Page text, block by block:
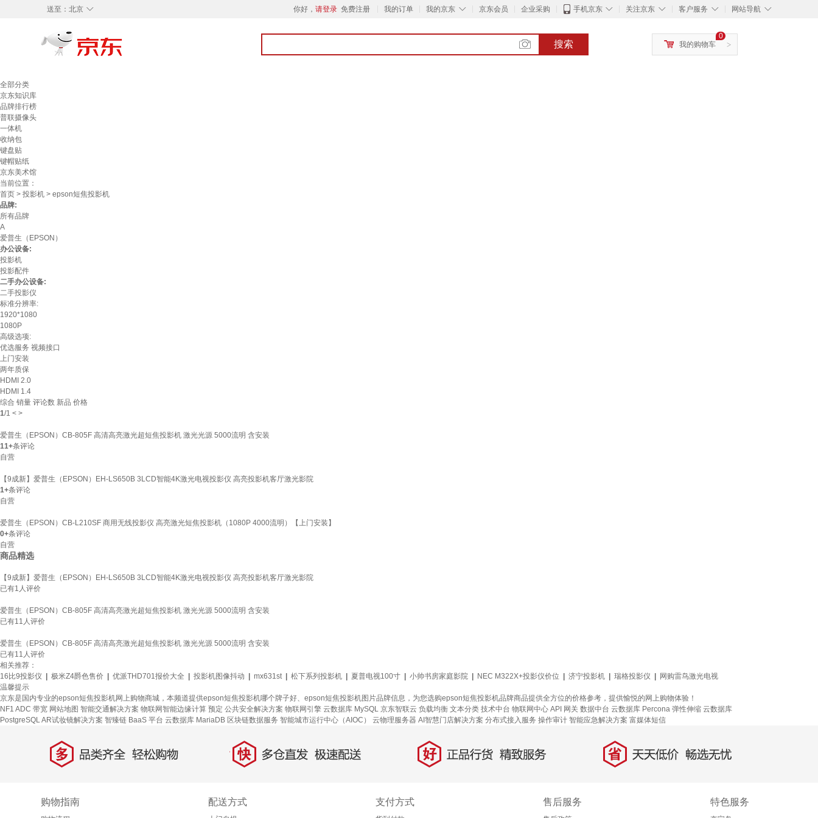
◇
送至： 北京 你好， 请登录 免费注册 我的订单 ◇
我的京东 京东会员 企业采购 ◇
手机京东 ◇
关注京东 ◇
客户服务 ◇
网站导航
搜索 >
0
我的购物车
全部分类
京东知识库
品牌排行榜
普联摄像头
一体机
收纳包
键盘贴
键帽贴纸
京东美术馆
当前位置：
首页 > 投影机 > epson短焦投影机
品牌:
所有品牌
A
爱普生（EPSON）
办公设备:
投影机
投影配件
二手办公设备:
二手投影仪
标准分辨率:
1920*1080
1080P
高级选项:
优选服务 视频接口
上门安装
两年质保
HDMI 2.0
HDMI 1.4
综合 销量 评论数 新品 价格
1/1 < >
爱普生（EPSON）CB-805F 高清高亮激光超短焦投影机 激光光源 5000流明 含安装
11+条评论
自营
【9成新】爱普生（EPSON）EH-LS650B 3LCD智能4K激光电视投影仪 高亮投影机客厅激光影院
1+条评论
自营
爱普生（EPSON）CB-L210SF 商用无线投影仪 高亮激光短焦投影机（1080P 4000流明）【上门安装】
0+条评论
自营
商品精选
【9成新】爱普生（EPSON）EH-LS650B 3LCD智能4K激光电视投影仪 高亮投影机客厅激光影院
已有1 人评价
爱普生（EPSON）CB-805F 高清高亮激光超短焦投影机 激光光源 5000流明 含安装
已有11 人评价
爱普生（EPSON）CB-805F 高清高亮激光超短焦投影机 激光光源 5000流明 含安装
已有11 人评价
相关推荐：
16比9投影仪
极米Z4爵色售价 优派THD701报价大全 投影机图像抖动 mx631st 松下系列投影机 夏普电视100寸 小帅书房家庭影院 NEC M322X+投影仪价位 济宁投影机 瑞格投影仪
网购雷鸟激光电视
温馨提示
京东是国内专业的epson短焦投影机网上购物商城，本频道提供epson短焦投影机哪个牌子好、epson短焦投影机图片品牌信息，为您选购epson短焦投影机品牌商品提供全方位的价格参考，提供愉悦的网上购物体验！
NF1 ADC 带宽 网站地图 智能交通解决方案 物联网智能边缘计算 预定 公共安全解决方案 物联网引擎 云数据库 MySQL 京东智联云 负载均衡 文本分类 技术中台 物联网中心 API 网关 数据中台 云数据库 Percona 弹性伸缩 云数据库
PostgreSQLAR试妆镜解决方案 智臻链 BaaS 平台 云数据库 MariaDB 区块链数据服务 智能城市运行中心（AIOC） 云物理服务器 AI智慧门店解决方案 分布式接入服务 操作审计 智能应急解决方案 富媒体短信
多 品类齐全，轻松购物 快 多仓直发，极速配送 好 正品行货，精致服务 省 天天低价，畅选无忧
购物指南 配送方式 支付方式 售后服务 特色服务